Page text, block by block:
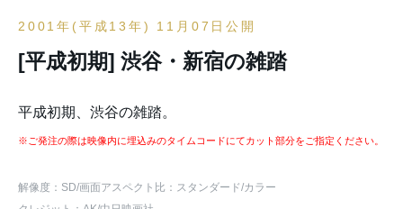
2001年(平成13年) 11月07日公開
[平成初期] 渋谷・新宿の雑踏
平成初期、渋谷の雑踏。
※ご発注の際は映像内に埋込みのタイムコードにてカット部分をご指定ください。
解像度：SD/画面アスペクト比：スタンダード/カラー